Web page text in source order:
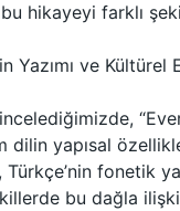
hikayeyi farklı
Yazımı ve Kültürel
dilin yapısal
fonetik
bu dağla